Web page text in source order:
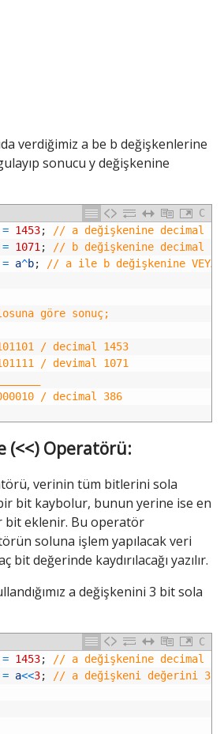
verdiğimiz a be b değişkenlerine
sonucu y değişkenine
C
= 1453;
// a değişkenine decimal
= 1071 ;
// b değişkenine decimal
= a^b; // a ile b değişkenine VEYA
göre sonuç;
/ decimal 1453
/ devimal 1071
/ decimal 386
(<<) Operatörü:
verinin tüm bitlerini sola
bit kaybolur, bunun yerine ise en
bit eklenir. Bu operatör
soluna işlem yapılacak veri
bit değerinde kaydırılacağı yazılır.
a değişkenini 3 bit sola
C
= 1453;
// a değişkenine decimal
= a<<3; // a değişkeni değerini 3